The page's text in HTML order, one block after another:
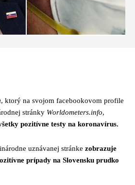
, ktorý na svojom facebookovom profile
stránky Worldometers.info,
pozitívne testy na koronavírus.
uznávanej stránke zobrazuje
prípady na Slovensku prudko